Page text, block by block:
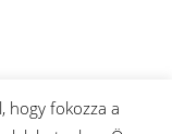
hogy fokozza a